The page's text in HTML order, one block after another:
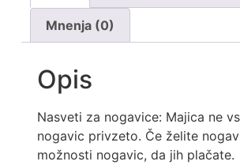
Mnenja (0)
Opis
Nasveti za nogavice: Majica ne
nogavic privzeto. Če želite
možnosti nogavic, da jih plačate.